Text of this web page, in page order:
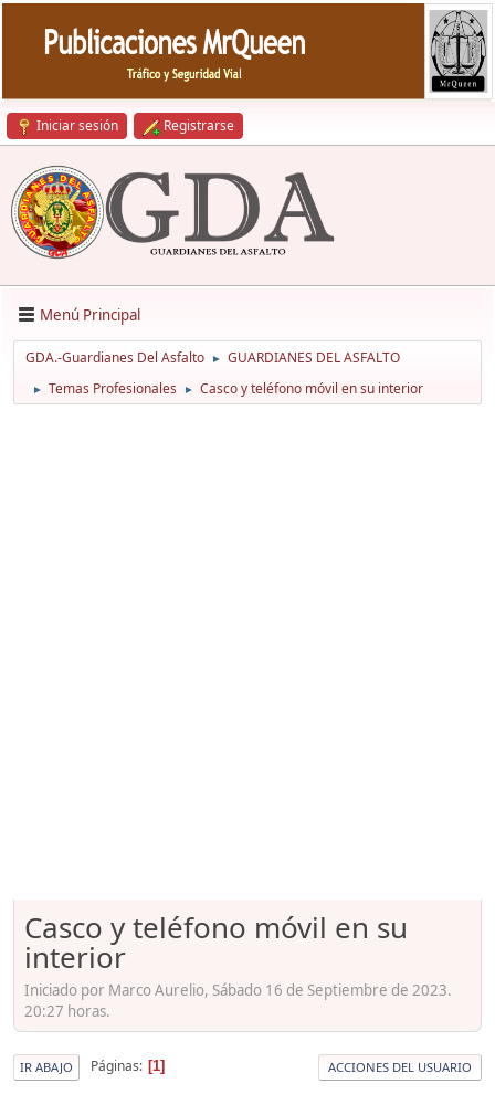
Iniciar sesión Registrarse
Menú Principal
GDA.-Guardianes Del Asfalto ► GUARDIANES DEL ASFALTO
► Temas Profesionales ► Casco y teléfono móvil en su interior
Casco y teléfono móvil en su
interior
Iniciado por Marco Aurelio, Sábado 16 de Septiembre de 2023.
20:27 horas.
IR ABAJO Páginas 1 ACCIONES DEL USUARIO